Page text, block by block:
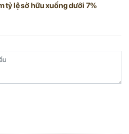
tỷ lệ sở hữu xuống dưới 7%